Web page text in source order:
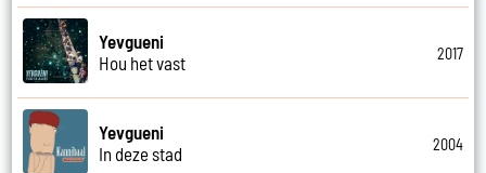
Yevgueni
Hou het vast
2017
Yevgueni
In deze stad
2004